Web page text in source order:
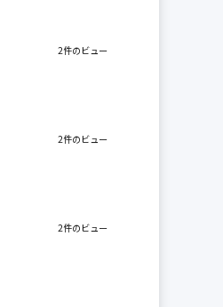
2件のビュー
2件のビュー
2件のビュー